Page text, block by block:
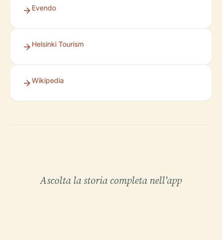
Evendo
Helsinki Tourism
Wikipedia
Ascolta la storia completa nell'app